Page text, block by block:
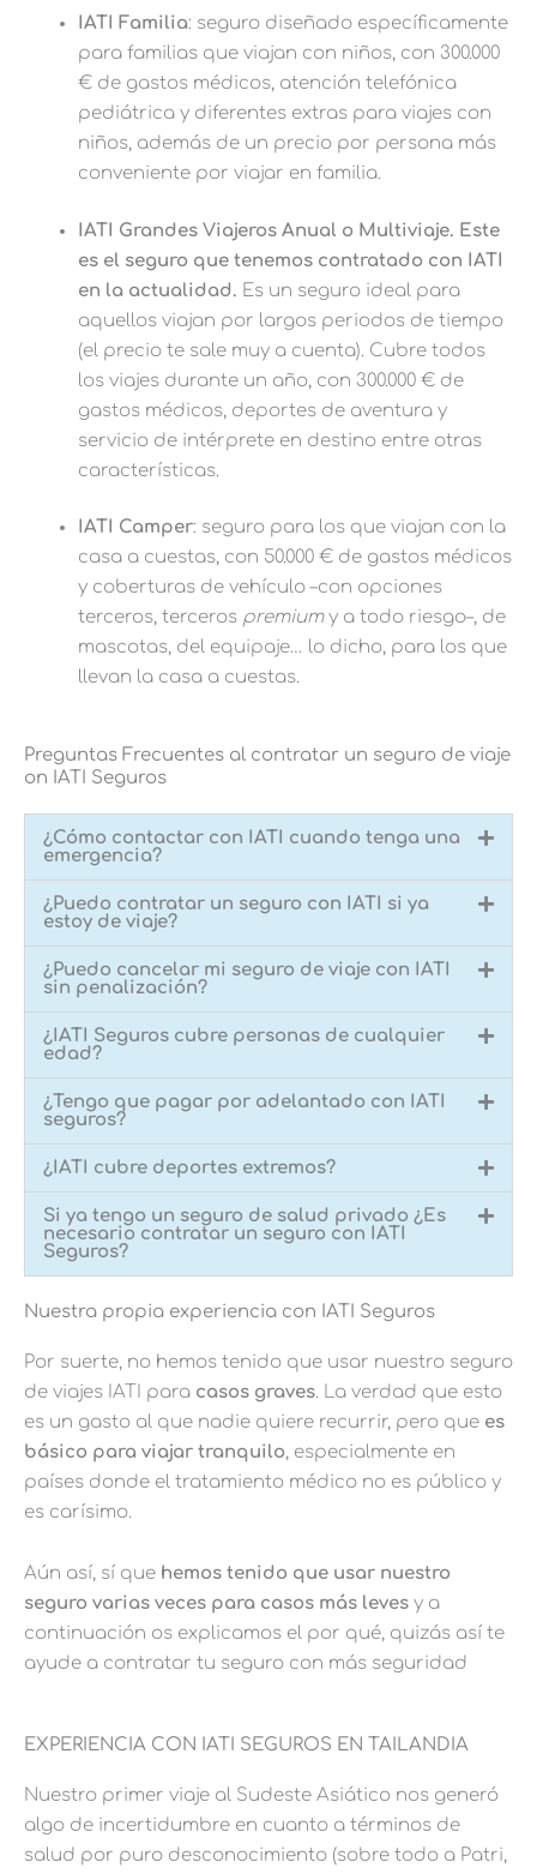
IATI Familia: seguro diseñado específicamente
para familias que viajan con niños, con 300.000
€ de gastos médicos, atención telefónica
pediátrica y diferentes extras para viajes con
niños, además de un precio por persona más
conveniente por viajar en familia.
IATI Grandes Viajeros Anual o Multiviaje. Este
es el seguro que tenemos contratado con IATI
en la actualidad. Es un seguro ideal para
aquellos viajan por largos periodos de tiempo
(el precio te sale muy a cuenta). Cubre todos
los viajes durante un año, con 300.000 € de
gastos médicos, deportes de aventura y
servicio de intérprete en destino entre otras
características.
IATI Camper: seguro para los que viajan con la
casa a cuestas, con 50.000 € de gastos médicos
y coberturas de vehículo –con opciones
terceros, terceros premiumy a todo riesgo–, de
mascotas, del equipaje… lo dicho, para los que
llevan la casa a cuestas.
Preguntas Frecuentes al contratar un seguro de viaje
on IATI Seguros
¿Cómo contactar con IATI cuando tenga una
emergencia?
¿Puedo contratar un seguro con IATI si ya
estoy de viaje?
¿Puedo cancelar mi seguro de viaje con IATI
sin penalización?
¿IATI Seguros cubre personas de cualquier
edad?
¿Tengo que pagar por adelantado con IATI
seguros?
¿IATI cubre deportes extremos?
Si ya tengo un seguro de salud privado ¿Es
necesario contratar un seguro con IATI
Seguros?
Nuestra propia experiencia con IATI Seguros
Por suerte, no hemos tenido que usar nuestro seguro
de viajes IATI para casos graves. La verdad que esto
es un gasto al que nadie quiere recurrir, pero que es
básico para viajar tranquilo, especialmente en
países donde el tratamiento médico no es público y
es carísimo.
Aún así, sí que hemos tenido que usar nuestro
seguro varias veces para casos más leves y a
continuación os explicamos el por qué, quizás así te
ayude a contratar tu seguro con más seguridad
EXPERIENCIA CON IATI SEGUROS EN TAILANDIA
Nuestro primer viaje al Sudeste Asiático nos generó
algo de incertidumbre en cuanto a términos de
salud por puro desconocimiento (sobre todo a Patri,